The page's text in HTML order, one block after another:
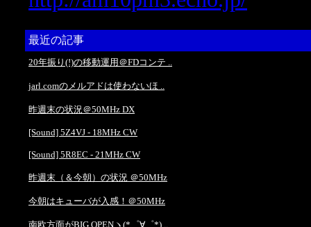
最近の記事
20年振り(!)の移動運用＠FDコンテ ..
jarl.comのメルアドは使わないほ ..
昨週末の状況＠50MHz DX
[Sound] 5Z4VJ - 18MHz CW
[Sound] 5R8EC - 21MHz CW
昨週末（＆今朝）の状況 ＠50MHz
今朝はキューバが入感！＠50MHz
南欧方面がBIG OPENヽ(*゜∀゜*) ..